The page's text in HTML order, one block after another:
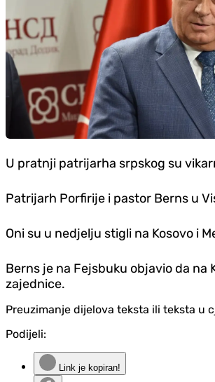
U pratnji patrijarha srpskog su
Patrijarh Porfirije i pastor Berns u
Oni su u nedjelju stigli na Kosovo i
Berns je na Fejsbuku objavio da na
zajednice.
Preuzimanje dijelova teksta ili teksta u
Podijeli:
Link je kopiran!